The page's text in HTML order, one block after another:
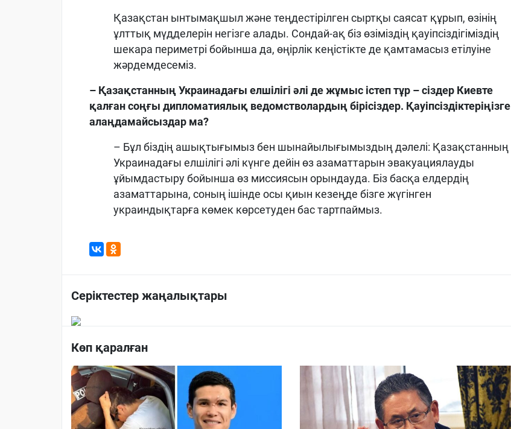
Қазақстан ынтымақшыл және теңдестірілген сыртқы саясат құрып, өзінің
ұлттық мүдделерін негізге алады. Сондай-ақ біз өзіміздің қауіпсіздігіміздің
шекара периметрі бойынша да, өңірлік кеңістікте де қамтамасыз етілуіне
жәрдемдесеміз.
– Қазақстанның Украинадағы елшілігі әлі де жұмыс істеп тұр – сіздер Киевте
қалған соңғы дипломатиялық ведомстволардың бірісіздер. Қауіпсіздіктеріңізге
алаңдамайсыздар ма?
– Бұл біздің ашықтығымыз бен шынайылығымыздың дәлелі: Қазақстанның
Украинадағы елшілігі әлі күнге дейін өз азаматтарын эвакуациялауды
ұйымдастыру бойынша өз миссиясын орындауда. Біз басқа елдердің
азаматтарына, соның ішінде осы қиын кезеңде бізге жүгінген
украиндықтарға көмек көрсетуден бас тартпаймыз.
Серіктестер жаңалықтары
Көп қаралған